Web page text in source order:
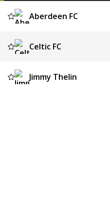
Aberdeen FC
Celtic FC
Jimmy Thelin